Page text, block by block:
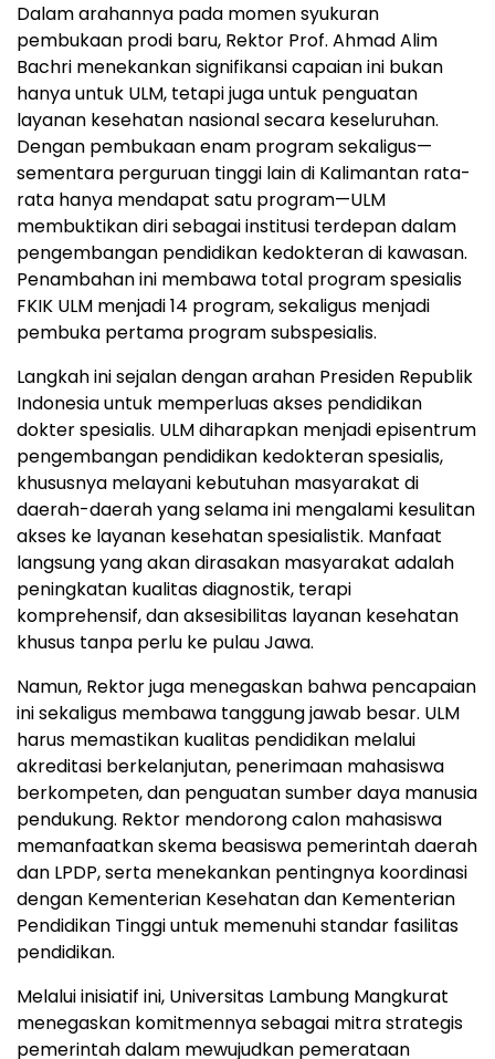
Dalam arahannya pada momen syukuran
pembukaan prodi baru, Rektor Prof. Ahmad Alim
Bachri menekankan signifikansi capaian ini bukan
hanya untuk ULM, tetapi juga untuk penguatan
layanan kesehatan nasional secara keseluruhan.
Dengan pembukaan enam program sekaligus—
sementara perguruan tinggi lain di Kalimantan rata-
rata hanya mendapat satu program—ULM
membuktikan diri sebagai institusi terdepan dalam
pengembangan pendidikan kedokteran di kawasan.
Penambahan ini membawa total program spesialis
FKIK ULM menjadi 14 program, sekaligus menjadi
pembuka pertama program subspesialis.
Langkah ini sejalan dengan arahan Presiden Republik
Indonesia untuk memperluas akses pendidikan
dokter spesialis. ULM diharapkan menjadi episentrum
pengembangan pendidikan kedokteran spesialis,
khususnya melayani kebutuhan masyarakat di
daerah-daerah yang selama ini mengalami kesulitan
akses ke layanan kesehatan spesialistik. Manfaat
langsung yang akan dirasakan masyarakat adalah
peningkatan kualitas diagnostik, terapi
komprehensif, dan aksesibilitas layanan kesehatan
khusus tanpa perlu ke pulau Jawa.
Namun, Rektor juga menegaskan bahwa pencapaian
ini sekaligus membawa tanggung jawab besar. ULM
harus memastikan kualitas pendidikan melalui
akreditasi berkelanjutan, penerimaan mahasiswa
berkompeten, dan penguatan sumber daya manusia
pendukung. Rektor mendorong calon mahasiswa
memanfaatkan skema beasiswa pemerintah daerah
dan LPDP, serta menekankan pentingnya koordinasi
dengan Kementerian Kesehatan dan Kementerian
Pendidikan Tinggi untuk memenuhi standar fasilitas
pendidikan.
Melalui inisiatif ini, Universitas Lambung Mangkurat
menegaskan komitmennya sebagai mitra strategis
pemerintah dalam mewujudkan pemerataan